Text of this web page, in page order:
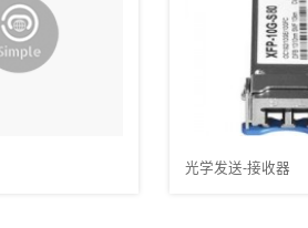
收器 船舶用护舷